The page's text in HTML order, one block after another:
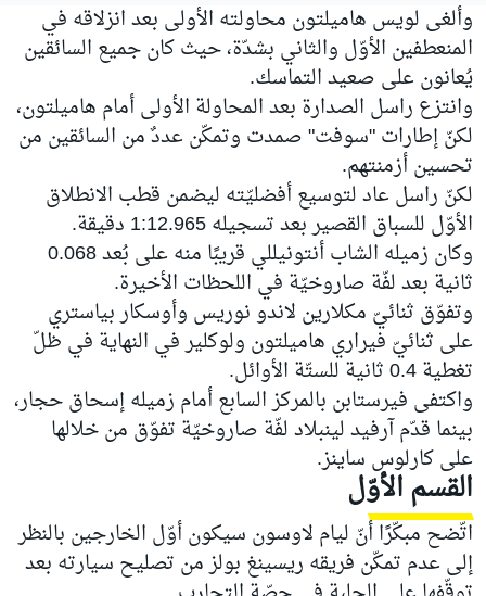
وألغى لويس هاميلتون محاولته الأولى بعد انزلاقه في
المنعطفين الأوّل والثاني بشدّة، حيث كان جميع السائقين
يُعانون على صعيد التماسك.
وانتزع راسل الصدارة بعد المحاولة الأولى أمام هاميلتون،
لكنّ إطارات "سوفت" صمدت وتمكّن عددٌ من السائقين من
تحسين أزمنتهم.
لكنّ راسل عاد لتوسيع أفضليّته ليضمن قطب الانطلاق
الأوّل للسباق القصير بعد تسجيله 1:12.965 دقيقة.
وكان زميله الشاب أنتونيللي قريبًا منه على بُعد 0.068
ثانية بعد لفّة صاروخيّة في اللحظات الأخيرة.
وتفوّق ثنائيّ مكلارين لاندو نوريس وأوسكار بياستري
على ثنائيّ فيراري هاميلتون ولوكلير في النهاية في ظلّ
تغطية 0.4 ثانية للستّة الأوائل.
واكتفى فيرستابن بالمركز السابع أمام زميله إسحاق حجار،
بينما قدّم آرفيد لينبلاد لفّة صاروخيّة تفوّق من خلالها
على كارلوس ساينز.
القسم الأوّل
اتّضح مبكّرًا أنّ ليام لاوسون سيكون أوّل الخارجين بالنظر
إلى عدم تمكّن فريقه ريسينغ بولز من تصليح سيارته بعد